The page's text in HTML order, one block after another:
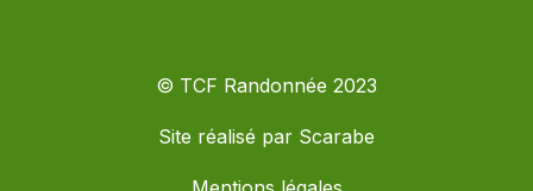
© TCF Randonnée 2023
Site réalisé par Scarabe